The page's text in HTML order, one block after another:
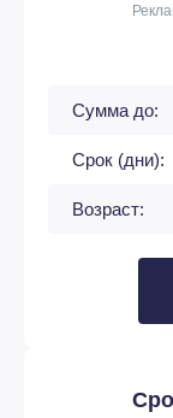
Сумма до:
Срок (дни):
Возраст: